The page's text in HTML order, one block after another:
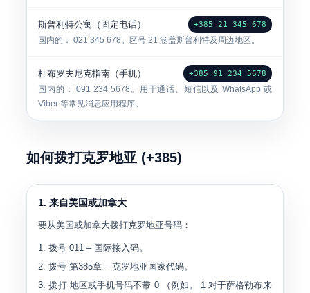
斯普利特公寓（固定电话） +385 21 345 678
国内的：021 345 678 。区号 21 涵盖斯普利特及周边地区。
杜布罗夫尼克指南（手机） +385 91 234 5678
国内的：091 234 5678 。用于通话、短信以及 WhatsApp 或
Viber 等常见消息应用程序。
如何拨打克罗地亚 (+385)
1. 来自美国或加拿大
要从美国或加拿大拨打克罗地亚号码：
拨号011 – 国际接入码。
拨号第385章 – 克罗地亚国家代码。
拨打 地区或手机号码不带 0（例如。 1 对于萨格勒布来